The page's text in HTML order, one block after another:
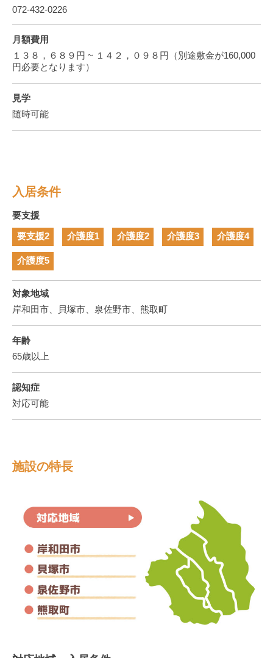
072-432-0226
月額費用
１３８，６８９円 ~ １４２，０９８円（別途敷金が160,000
円必要となります）
見学
随時可能
入居条件
要支援
要支援2
介護度1 介護度2 介護度3 介護度4
介護度5
対象地域
岸和田市、貝塚市、泉佐野市、熊取町
年齢
65歳以上
認知症
対応可能
施設の特長